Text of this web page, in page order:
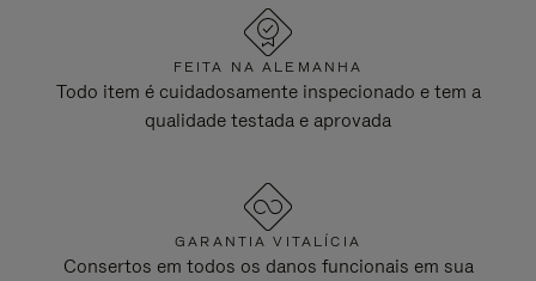
FEITA NA ALEMANHA
Todo item é cuidadosamente inspecionado e tem a
qualidade testada e aprovada
GARANTIA VITALÍCIA
Consertos em todos os danos funcionais em sua